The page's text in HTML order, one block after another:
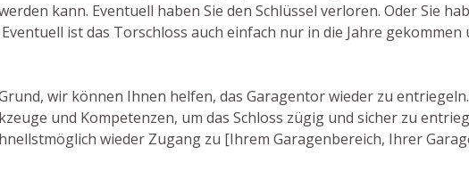
kann. Eventuell haben Sie den Schlüssel verloren. Oder Sie
ist das Torschloss auch einfach nur in die Jahre
wir können Ihnen helfen, das Garagentor wieder zu
und Kompetenzen, um das Schloss zügig und sicher zu
wieder Zugang zu [Ihrem Garagenbereich, Ihrer